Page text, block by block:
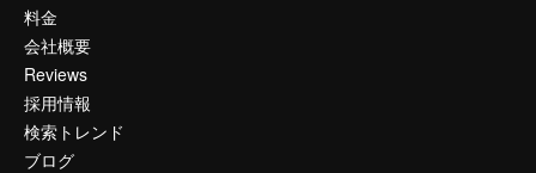
料金
会社概要
Reviews
採用情報
検索トレンド
ブログ